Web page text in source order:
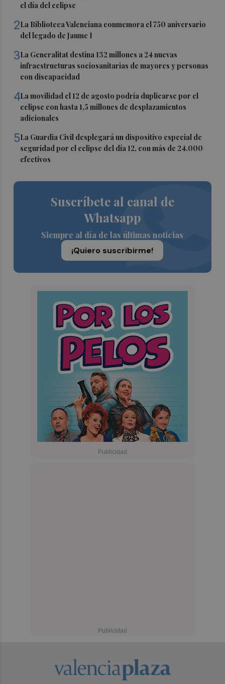
el día del eclipse
2La Biblioteca Valenciana conmemora el 750 aniversario
del legado de Jaume I
3La Generalitat destina 132 millones a 24 nuevas
infraestructuras sociosanitarias de mayores y personas
con discapacidad
4La movilidad el 12 de agosto podría duplicarse por el
eclipse con hasta 1,5 millones de desplazamientos
adicionales
5La Guardia Civil desplegará un dispositivo especial de
seguridad por el eclipse del día 12, con más de 24.000
efectivos
Suscríbete al canal de
Whatsapp
Siempre al día de las últimas noticias
¡Quiero suscribirme!